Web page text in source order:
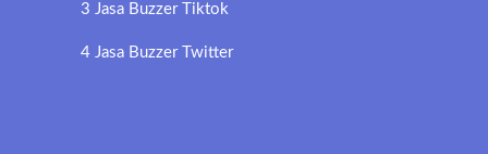
3 Jasa Buzzer Tiktok
4 Jasa Buzzer Twitter